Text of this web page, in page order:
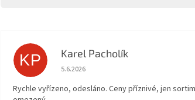
KP Karel Pacholík
Hodnocení obchodu je 4 z 5 hvězdiček.
5.6.2026
Rychle vyřízeno, odesláno. Ceny příznivé, jen